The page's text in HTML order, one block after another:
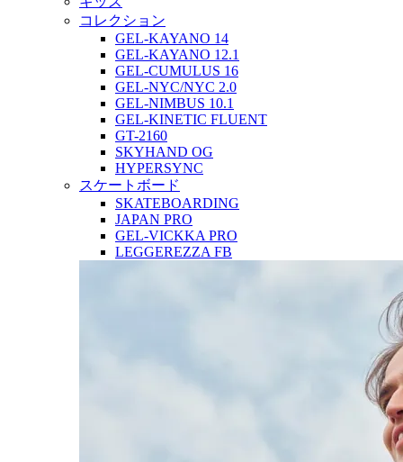
コレクション
GEL-KAYANO 14
GEL-KAYANO 12.1
GEL-CUMULUS 16
GEL-NYC/NYC 2.0
GEL-NIMBUS 10.1
GEL-KINETIC FLUENT
GT-2160
SKYHAND OG
HYPERSYNC
スケートボード
SKATEBOARDING
JAPAN PRO
GEL-VICKKA PRO
LEGGEREZZA FB